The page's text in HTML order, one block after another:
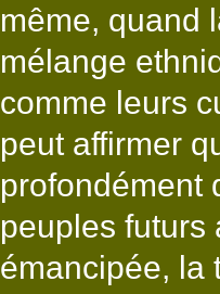
même, quand
mélange
comme leurs
peut affirmer
profondément
peuples futurs
émancipée, la